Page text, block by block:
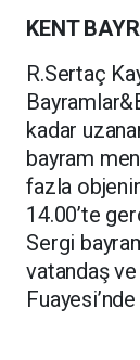
KENT
R.Sertaç
kadar
bayram
fazla
14.00’te
Sergi
vatandaş